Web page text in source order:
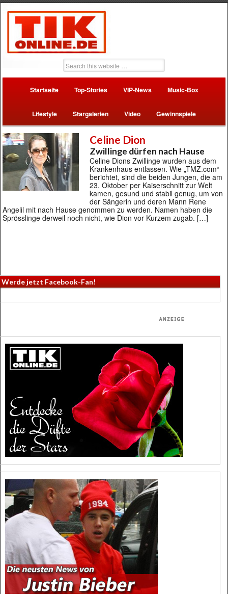
Startseite Top-Stories VIP-News Music-Box
Lifestyle Stargalerien Video Gewinnspiele
Celine Dion
Zwillinge dürfen nach Hause
Celine Dions Zwillinge wurden aus dem
Krankenhaus entlassen. Wie „TMZ.com“
berichtet, sind die beiden Jungen, die am
23. Oktober per Kaiserschnitt zur Welt
kamen, gesund und stabil genug, um von
der Sängerin und deren Mann Rene
Angelil mit nach Hause genommen zu werden. Namen haben die
Sprösslinge derweil noch nicht, wie Dion vor Kurzem zugab. […]
Werde jetzt Facebook-Fan!